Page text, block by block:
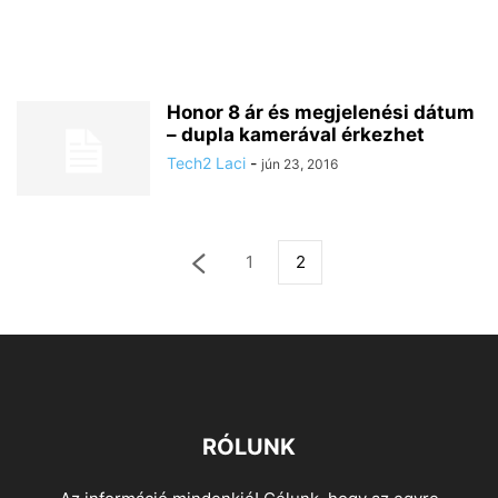
Honor 8 ár és megjelenési dátum
– dupla kamerával érkezhet
Tech2 Laci - jún 23, 2016
1 2
RÓLUNK